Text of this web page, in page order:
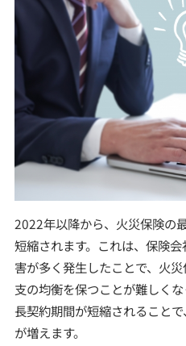
2022年以降から、火災保険の
短縮されます。これは、保険
害が多く発生したことで、火
支の均衡を保つことが難しく
長契約期間が短縮されること
が増えます。